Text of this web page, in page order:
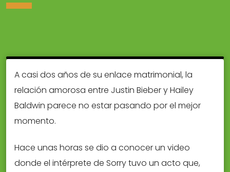
A casi dos años de su enlace matrimonial, la
relación amorosa entre Justin Bieber y Hailey
Baldwin parece no estar pasando por el mejor
momento.
Hace unas horas se dio a conocer un video
donde el intérprete de Sorry tuvo un acto que,